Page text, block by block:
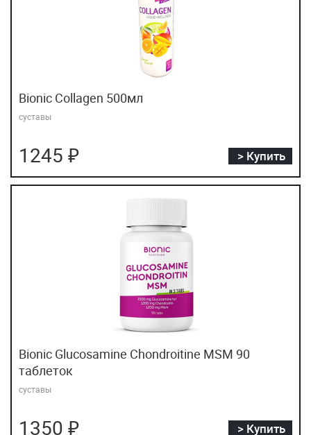
Bionic Collagen 500мл
суставы
1245 ₽ > Купить
Bionic Glucosamine Chondroitine MSM 90
таблеток
суставы
1350 ₽ > Купить